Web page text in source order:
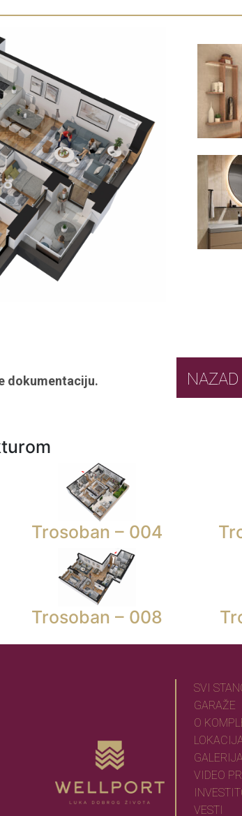
dokumentaciju.
Trosoban – 004
Trosoban – 008
SVI
GARAŽE
O
GALERIJA
VIDEO
VESTI